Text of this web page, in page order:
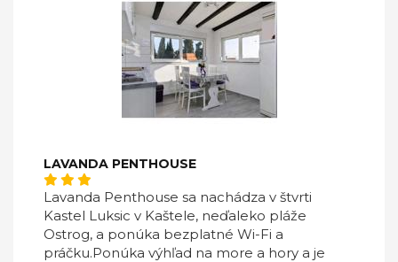
LAVANDA PENTHOUSE
Lavanda Penthouse sa nachádza v štvrti
Kastel Luksic v Kaštele, neďaleko pláže
Ostrog, a ponúka bezplatné Wi-Fi a
práčku.Ponúka výhľad na more a hory a je